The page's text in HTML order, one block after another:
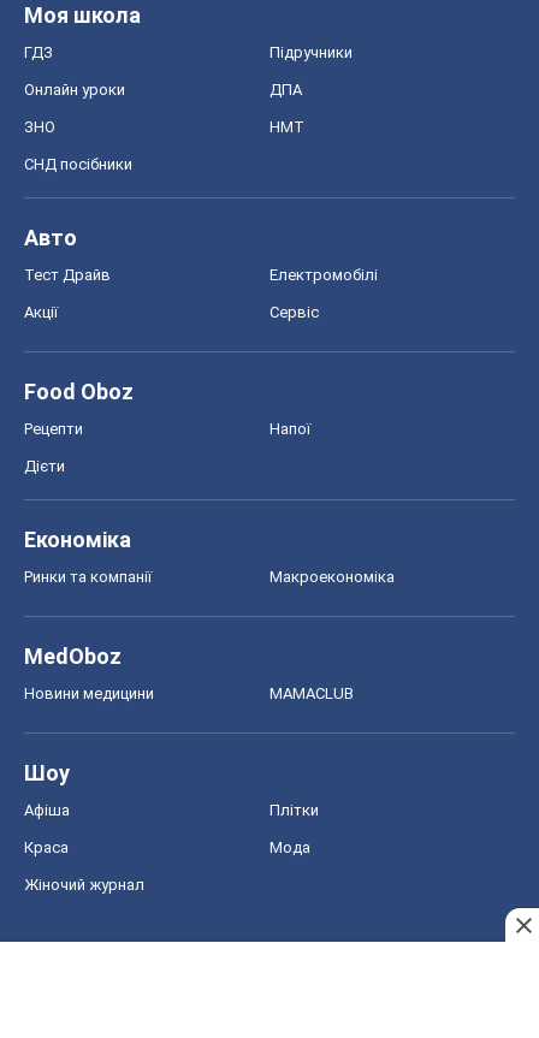
Моя школа
ГДЗ Підручники
Онлайн уроки ДПА
ЗНО НМТ
СНД посібники
Авто
Тест Драйв Електромобілі
Акції Сервіс
Food Oboz
Рецепти Напої
Дієти
Економіка
Ринки та компанії Макроекономіка
MedOboz
Новини медицини MAMACLUB
Шоу
Афіша Плітки
Краса Мода
Жіночий журнал